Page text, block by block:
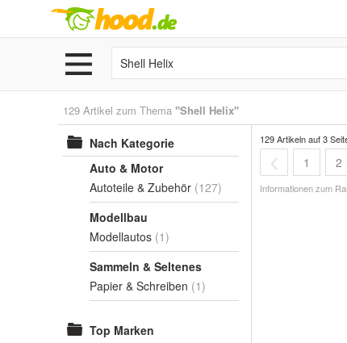
129 Artikel zum Thema "Shell Helix"
Nach Kategorie
Auto & Motor
Autoteile & Zubehör (127)
Modellbau
Modellautos (1)
Sammeln & Seltenes
Papier & Schreiben (1)
Top Marken
129 Artikeln auf 3
1 2
Informationen zum